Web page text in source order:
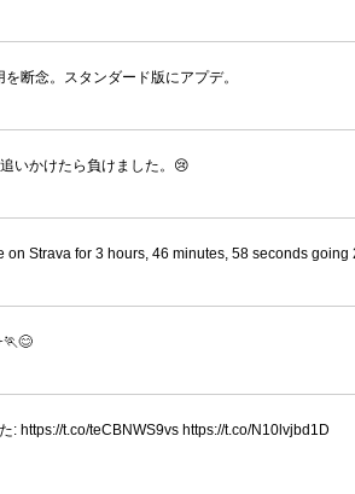
断念。スタンダード版にアプデ。
いかけたら負けました。😢
on Strava for 3 hours, 46 minutes, 58 seconds
: https://t.co/teCBNWS9vs https://t.co/N10lvjbd1D